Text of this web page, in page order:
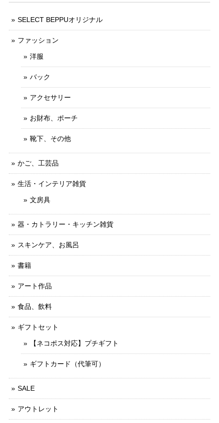
SELECT BEPPUオリジナル
ファッション
洋服
バック
アクセサリー
お財布、ポーチ
靴下、その他
かご、工芸品
生活・インテリア雑貨
文房具
器・カトラリー・キッチン雑貨
スキンケア、お風呂
書籍
アート作品
食品、飲料
ギフトセット
【ネコポス対応】プチギフト
ギフトカード（代筆可）
SALE
アウトレット